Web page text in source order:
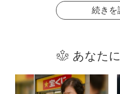
続きを
あなた